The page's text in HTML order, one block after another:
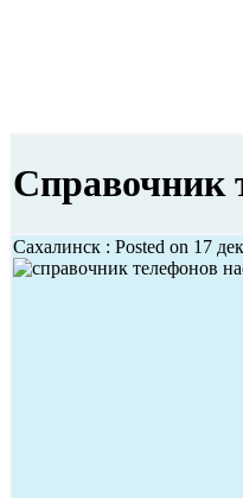
Справочник
Сахалинск : Posted on 17